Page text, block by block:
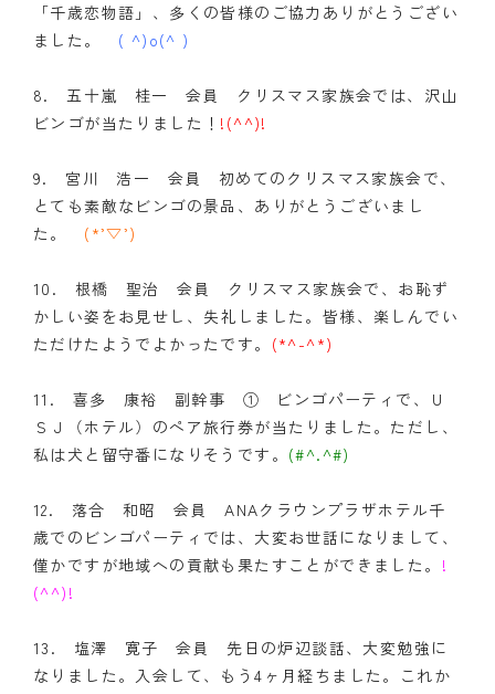
「千歳恋物語」、多くの皆様のご協力ありがとうござい
ました。
( ^)o(^ )
8. 五十嵐 桂一 会員 クリスマス家族会では、沢山
ビンゴが当たりました！ !(^^)!
9. 宮川 浩一 会員 初めてのクリスマス家族会で、
とても素敵なビンゴの景品、ありがとうございまし
た。
(*’▽’)
10. 根橋 聖治 会員 クリスマス家族会で、お恥ず
かしい姿をお見せし、失礼しました。皆様、楽しんでい
ただけたようでよかったです。 (*^-^*)
11. 喜多 康裕 副幹事 ① ビンゴパーティで、Ｕ
ＳＪ（ホテル）のペア旅行券が当たりました。ただし、
私は犬と留守番になりそうです。 (#^.^#)
12. 落合 和昭 会員 ANAクラウンプラザホテル千
歳でのビンゴパーティでは、大変お世話になりまして、
僅かですが地域への貢献も果たすことができました。 !
(^^)!
13. 塩澤 寛子 会員 先日の炉辺談話、大変勉強に
なりました。入会して、もう4ヶ月経ちました。これか